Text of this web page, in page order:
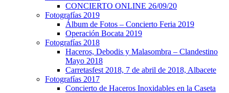
CONCIERTO ONLINE 26/09/20
Fotografías 2019
Álbum de Fotos – Concierto Feria 2019
Operación Bocata 2019
Fotografías 2018
Haceros, Debodis y Malasombra – Clandestino
Mayo 2018
Carretasfest 2018, 7 de abril de 2018, Albacete
Fotografías 2017
Concierto de Haceros Inoxidables en la Caseta